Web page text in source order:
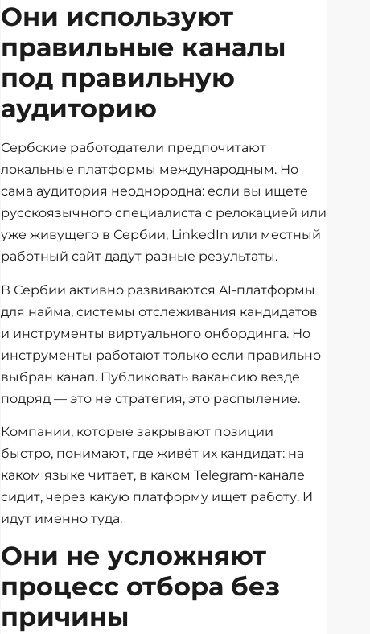
Они используют
правильные каналы
под правильную
аудиторию
Сербские работодатели предпочитают
локальные платформы международным. Но
сама аудитория неоднородна: если вы ищете
русскоязычного специалиста с релокацией или
уже живущего в Сербии, LinkedIn или местный
работный сайт дадут разные результаты.
В Сербии активно развиваются AI-платформы
для найма, системы отслеживания кандидатов
и инструменты виртуального онбординга. Но
инструменты работают только если правильно
выбран канал. Публиковать вакансию везде
подряд — это не стратегия, это распыление.
Компании, которые закрывают позиции
быстро, понимают, где живёт их кандидат: на
каком языке читает, в каком Telegram-канале
сидит, через какую платформу ищет работу. И
идут именно туда.
Они не усложняют
процесс отбора без
причины